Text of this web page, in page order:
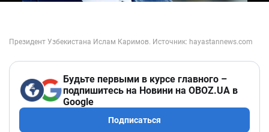
Будьте первыми в курсе главного –
подпишитесь на Новини на OBOZ.UA в
Google
Подписаться